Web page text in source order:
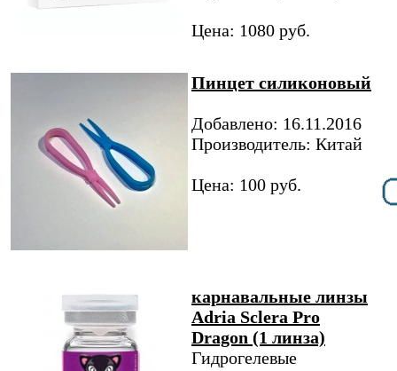
Цена: 1080 руб.
Пинцет силиконовый
Добавлено: 16.11.2016
Производитель: Китай
Цена: 100 руб.
карнавальные линзы
Adria Sclera Pro
Dragon (1 линза)
Гидрогелевые